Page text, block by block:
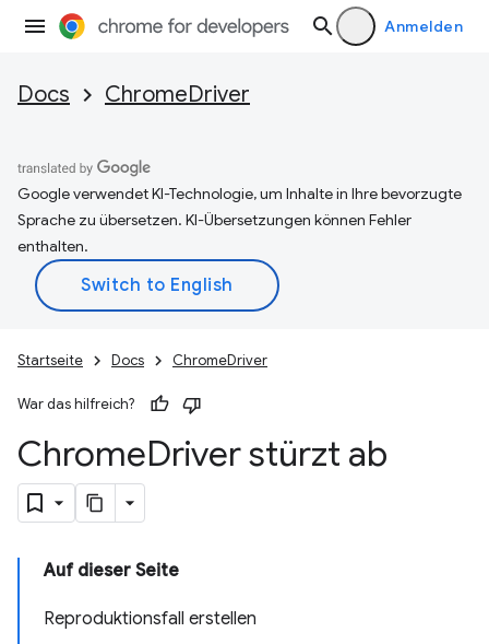
Anmelden
Docs ChromeDriver
Google verwendet KI-Technologie, um Inhalte in Ihre bevorzugte
Sprache zu übersetzen. KI-Übersetzungen können Fehler
enthalten.
Startseite Docs ChromeDriver
War das hilfreich?
ChromeDriver stürzt ab
Auf dieser Seite
Reproduktionsfall erstellen